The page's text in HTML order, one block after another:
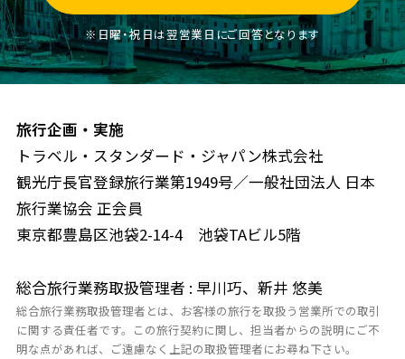
※日曜・祝日は翌営業日にご回答となります
旅行企画・実施
トラベル・スタンダード・ジャパン株式会社
観光庁長官登録旅行業第1949号／一般社団法人 日本
旅行業協会 正会員
東京都豊島区池袋2-14-4 池袋TAビル5階
総合旅行業務取扱管理者 : 早川巧、新井 悠美
総合旅行業務取扱管理者とは、お客様の旅行を取扱う営業所での取引
に関する責任者です。この旅行契約に関し、担当者からの説明にご不
明な点があれば、ご遠慮なく上記の取扱管理者にお尋ね下さい。